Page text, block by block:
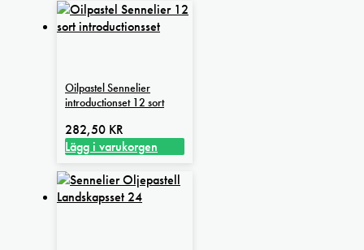
Oilpastel Sennelier
introductionset 12 sort
282,50 KR
Lägg i varukorgen